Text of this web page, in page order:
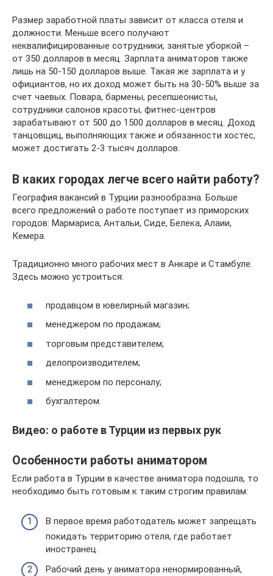
Размер заработной платы зависит от класса отеля и
должности. Меньше всего получают
неквалифицированные сотрудники, занятые уборкой –
от 350 долларов в месяц. Зарплата аниматоров также
лишь на 50-150 долларов выше. Такая же зарплата и у
официантов, но их доход может быть на 30-50% выше за
счет чаевых. Повара, бармены, ресепшеонисты,
сотрудники салонов красоты, фитнес-центров
зарабатывают от 500 до 1500 долларов в месяц. Доход
танцовщиц, выполняющих также и обязанности хостес,
может достигать 2-3 тысяч долларов.
В каких городах легче всего найти работу?
География вакансий в Турции разнообразна. Больше
всего предложений о работе поступает из приморских
городов: Мармариса, Антальи, Сиде, Белека, Алаии,
Кемера.
Традиционно много рабочих мест в Анкаре и Стамбуле.
Здесь можно устроиться:
продавцом в ювелирный магазин;
менеджером по продажам;
торговым представителем;
делопроизводителем;
менеджером по персоналу;
бухгалтером.
Видео: о работе в Турции из первых рук
Особенности работы аниматором
Если работа в Турции в качестве аниматора подошла, то
необходимо быть готовым к таким строгим правилам:
В первое время работодатель может запрещать
покидать территорию отеля, где работает
иностранец.
Рабочий день у аниматора ненормированный,